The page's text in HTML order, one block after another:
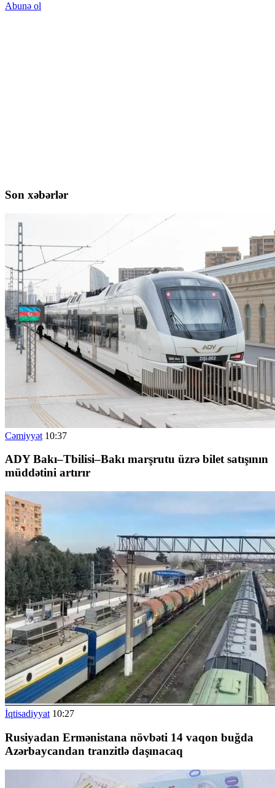
Abunə ol
Son xəbərlər
Cəmiyyət 10:37
ADY Bakı–Tbilisi–Bakı marşrutu üzrə bilet satışının
müddətini artırır
İqtisadiyyat 10:27
Rusiyadan Ermənistana növbəti 14 vaqon buğda
Azərbaycandan tranzitlə daşınacaq